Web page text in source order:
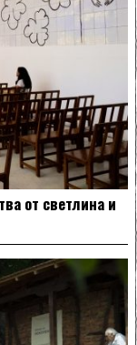
от светлина и